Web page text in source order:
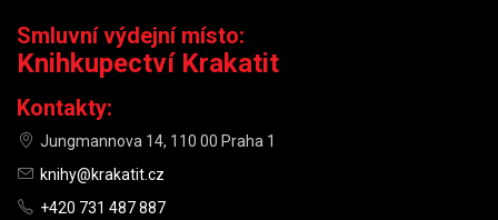
Smluvní výdejní místo:
Knihkupectví Krakatit
Kontakty:
Jungmannova 14, 110 00 Praha 1
knihy@krakatit.cz
+420 731 487 887